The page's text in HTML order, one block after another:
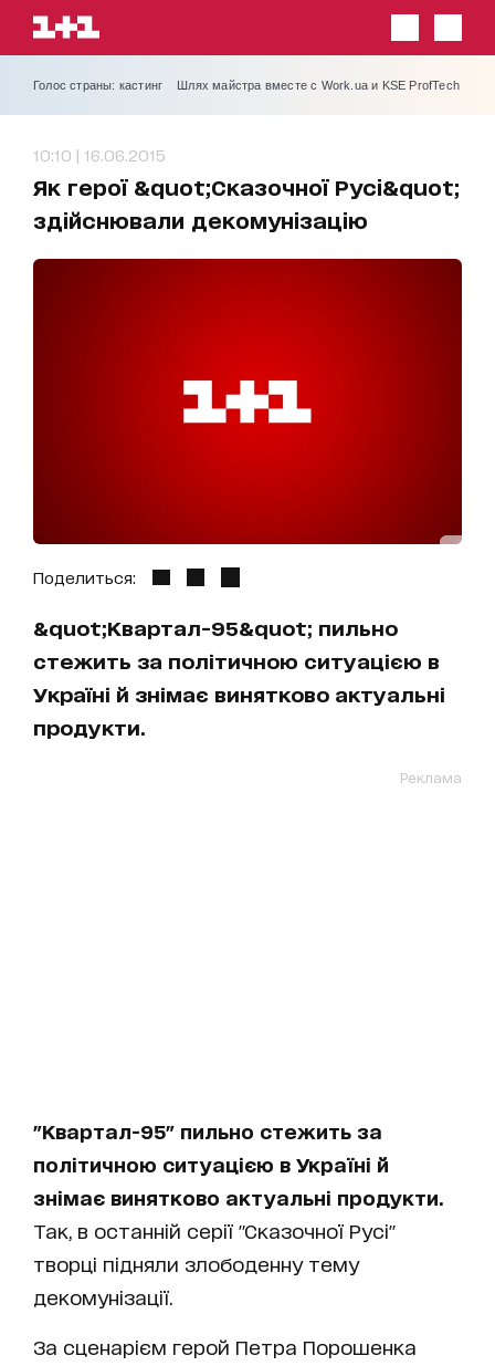
Голос страны: кастинг Шлях майстра вместе с Work.ua и KSE ProfTech
10:10 | 16.06.2015
Як герої &quot;Сказочної Русі&quot;
здійснювали декомунізацію
Поделиться:
&quot;Квартал-95&quot; пильно
стежить за політичною ситуацією в
Україні й знімає винятково актуальні
продукти.
Реклама
"Квартал-95" пильно стежить за
політичною ситуацією в Україні й
знімає винятково актуальні продукти.
Так, в останній серії "Сказочної Русі"
творці підняли злободенну тему
декомунізації.
За сценарієм герой Петра Порошенка